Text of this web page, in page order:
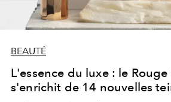
BEAUTÉ
L'essence du luxe : le Rouge
s'enrichit de 14 nouvelles